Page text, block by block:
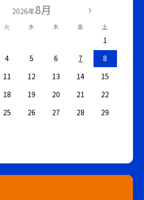
2026年8月
火 水 木 金 土
1
4 5 6 7
8
11 12 13 14
15
18 19 20 21
22
25 26 27 28
29